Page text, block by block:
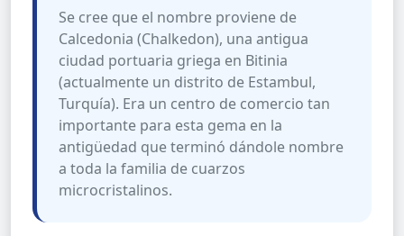
Se cree que el nombre proviene de
Calcedonia (Chalkedon), una antigua
ciudad portuaria griega en Bitinia
(actualmente un distrito de Estambul,
Turquía). Era un centro de comercio tan
importante para esta gema en la
antigüedad que terminó dándole nombre
a toda la familia de cuarzos
microcristalinos.